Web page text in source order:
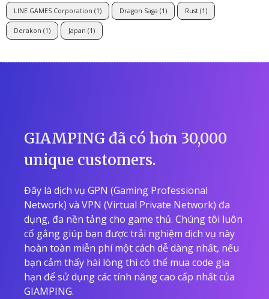
LINE GAMES Corporation (1) Dragon Saga (1) Rust (1)
Derakon (1) Japan (1)
GIAMPING đã có hơn 30,000
unique customers.
Đây là dịch vụ GPN (Gaming Professional
Network) và VPN (Virtual Private Network) đa
dụng, đa nền tảng cho game thủ. Chúng tôi luôn
cố gắng giúp bạn được trải nghiệm dịch vụ này
hoàn toàn miễn phí một cách dễ dàng nhất, nếu
bạn cảm thấy hài lòng thì có thể mua code gia
hạn để sử dụng các tính năng cao cấp nhất của
GIAMPING.